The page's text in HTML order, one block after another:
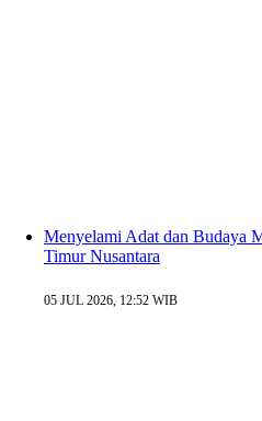
Menyelami Adat dan Budaya
Timur Nusantara
05 JUL 2026, 12:52 WIB